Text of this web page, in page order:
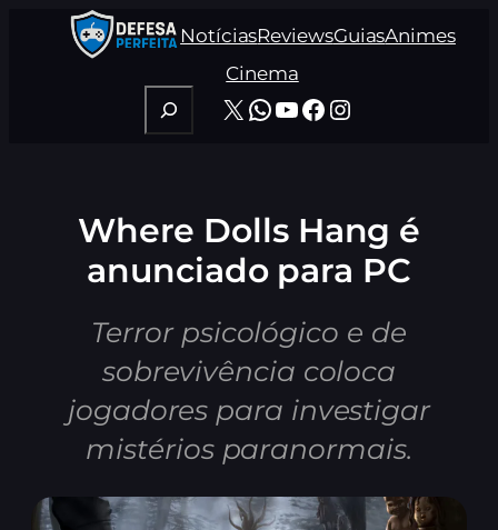
NotíciasReviewsGuiasAnimes
Cinema
Pesquisar
X WhatsApp
Youtube
Facebook
Instagram
Where Dolls Hang é
anunciado para PC
Terror psicológico e de
sobrevivência coloca
jogadores para investigar
mistérios paranormais.